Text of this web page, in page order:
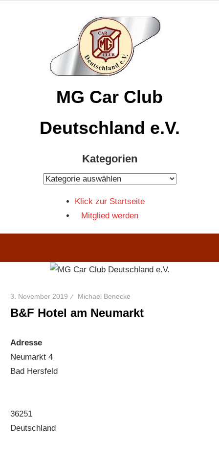
MG Car Club
Deutschland e.V.
Kategorien
Kategorien
Klick zur Startseite
Mitglied werden
3. November 2019 Michael Benecke
B&F Hotel am Neumarkt
Adresse
Neumarkt 4
Bad Hersfeld
36251
Deutschland